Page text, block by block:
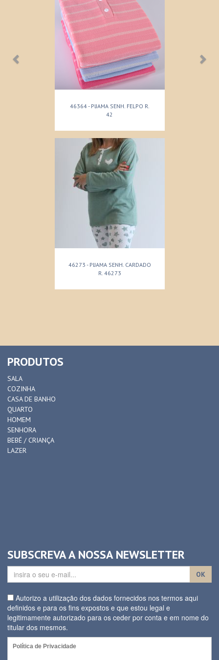
46364 - PIJAMA SENH. FELPO R.
42
46273 - PIJAMA SENH. CARDADO
R. 46273
PRODUTOS
SALA
COZINHA
CASA DE BANHO
QUARTO
HOMEM
SENHORA
BEBÉ / CRIANÇA
LAZER
SUBSCREVA A NOSSA NEWSLETTER
OK
Autorizo a utilização dos dados fornecidos nos termos aqui
definidos e para os fins expostos e que estou legal e
legitimamente autorizado para os ceder por conta e em nome do
titular dos mesmos.
Política de Privacidade